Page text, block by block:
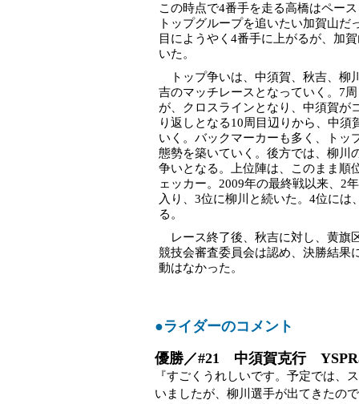
この時点で4番手を走る高橋はペー
トップグループを追いたい加賀山
目にようやく4番手に上がるが、加
いた。
トップ争いは、中須賀、秋吉、柳
吉のマッチレースとなっていく。7
が、クロスラインとなり、中須賀が
り返しとなる10周目辺りから、中
いく。バックマーカーも多く、トッ
態勢を築いていく。後方では、柳川
争いとなる。上位陣は、このまま順
ェッカー。2009年の最終戦以来、2
入り、3位に柳川と続いた。4位に
る。
レース終了後、秋吉に対し、黄旗
競技会審査委員会は認め、決勝結果
動はなかった。
●ライダーのコメント
優勝／#21 中須賀克行
『すごくうれしいです。予定では、
いましたが、柳川選手が出てきたの